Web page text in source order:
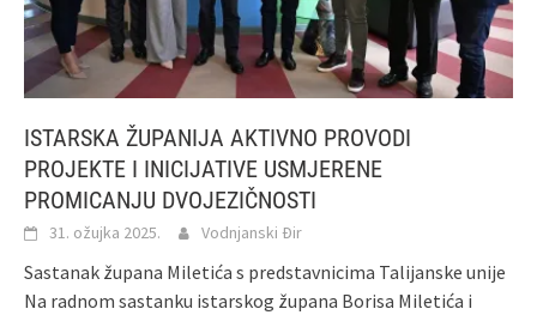
ISTARSKA ŽUPANIJA AKTIVNO PROVODI
PROJEKTE I INICIJATIVE USMJERENE
PROMICANJU DVOJEZIČNOSTI
31. ožujka 2025. Vodnjanski Đir
Sastanak župana Miletića s predstavnicima Talijanske unije
Na radnom sastanku istarskog župana Borisa Miletića i